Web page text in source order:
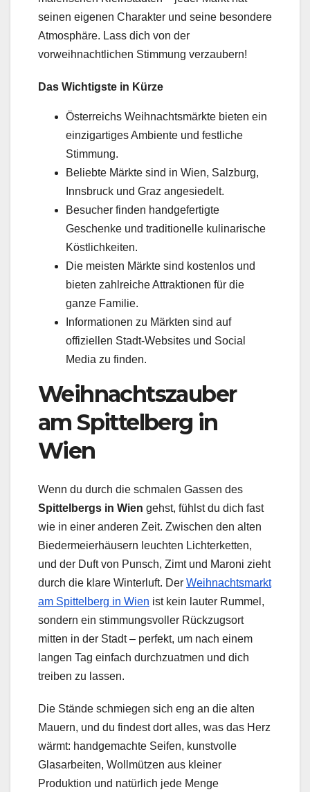
seinen eigenen Charakter und seine besondere
Atmosphäre. Lass dich von der
vorweihnachtlichen Stimmung verzaubern!
Das Wichtigste in Kürze
Österreichs Weihnachtsmärkte bieten ein
einzigartiges Ambiente und festliche
Stimmung.
Beliebte Märkte sind in Wien, Salzburg,
Innsbruck und Graz angesiedelt.
Besucher finden handgefertigte
Geschenke und traditionelle kulinarische
Köstlichkeiten.
Die meisten Märkte sind kostenlos und
bieten zahlreiche Attraktionen für die
ganze Familie.
Informationen zu Märkten sind auf
offiziellen Stadt-Websites und Social
Media zu finden.
Weihnachtszauber
am Spittelberg in
Wien
Wenn du durch die schmalen Gassen des
Spittelbergs in Wien gehst, fühlst du dich fast
wie in einer anderen Zeit. Zwischen den alten
Biedermeierhäusern leuchten Lichterketten,
und der Duft von Punsch, Zimt und Maroni zieht
durch die klare Winterluft. Der Weihnachtsmarkt
am Spittelberg in Wien ist kein lauter Rummel,
sondern ein stimmungsvoller Rückzugsort
mitten in der Stadt – perfekt, um nach einem
langen Tag einfach durchzuatmen und dich
treiben zu lassen.
Die Stände schmiegen sich eng an die alten
Mauern, und du findest dort alles, was das Herz
wärmt: handgemachte Seifen, kunstvolle
Glasarbeiten, Wollmützen aus kleiner
Produktion und natürlich jede Menge